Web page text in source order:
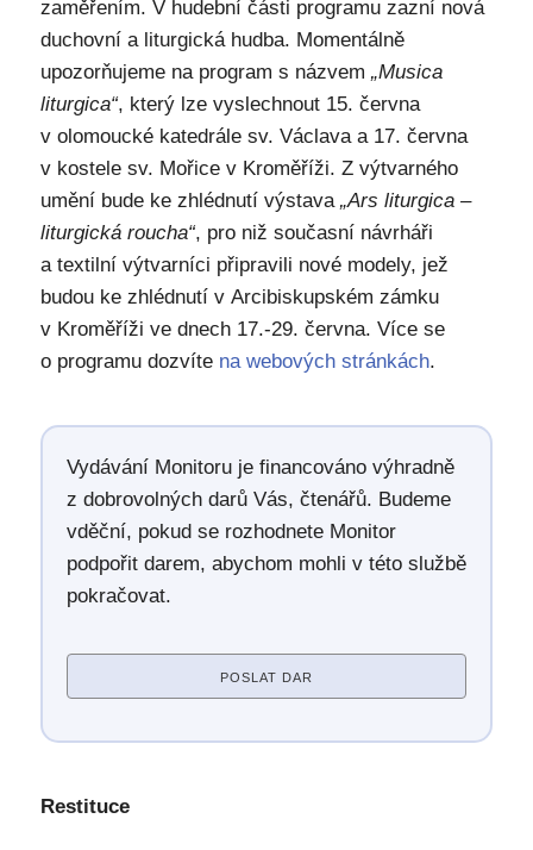
zaměřením. V hudební části programu zazní nová
duchovní a liturgická hudba. Momentálně
upozorňujeme na program s názvem „Musica
liturgica“, který lze vyslechnout 15. června
v olomoucké katedrále sv. Václava a 17. června
v kostele sv. Mořice v Kroměříži. Z výtvarného
umění bude ke zhlédnutí výstava „Ars liturgica –
liturgická roucha“, pro niž současní návrháři
a textilní výtvarníci připravili nové modely, jež
budou ke zhlédnutí v Arcibiskupském zámku
v Kroměříži ve dnech 17.-29. června. Více se
o programu dozvíte na webových stránkách.
Vydávání Monitoru je financováno výhradně
z dobrovolných darů Vás, čtenářů. Budeme
vděční, pokud se rozhodnete Monitor
podpořit darem, abychom mohli v této službě
pokračovat.
POSLAT DAR
Restituce